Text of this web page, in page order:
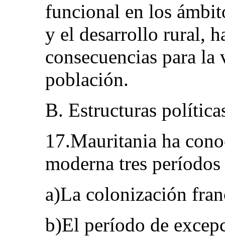
funcional en los
y el desarrollo rural,
consecuencias para
población.
B. Estructuras
17.Mauritania ha
moderna tres
a)La colonización
b)El período de